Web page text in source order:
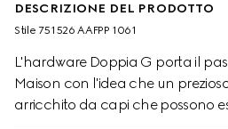
DESCRIZIONE DEL PRODOTTO
Stile ‎751526 AAFPP 1061
L'hardware Doppia G porta il
Maison con l'idea che un
arricchito da capi che possono